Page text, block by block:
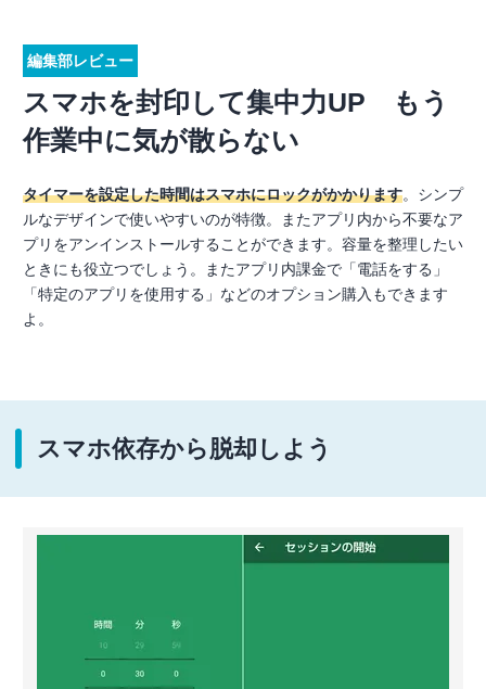
編集部レビュー
スマホを封印して集中力UP もう
作業中に気が散らない
タイマーを設定した時間はスマホにロックがかかります。シンプ
ルなデザインで使いやすいのが特徴。またアプリ内から不要なア
プリをアンインストールすることができます。容量を整理したい
ときにも役立つでしょう。またアプリ内課金で「電話をする」
「特定のアプリを使用する」などのオプション購入もできます
よ。
スマホ依存から脱却しよう